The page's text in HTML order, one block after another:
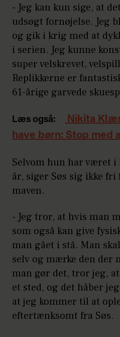
- Jeg kan kun sige, at
udsøgt fornøjelse. Jeg
og gik i krig med at
i serien. Jeg kunne
super velskrevet,
Replikkerne er
61-årige garvede
Læs også:
Nikita
have børn: Stop med
Selvom hun har været i
år, siger Søs sig ikke
maven.
- Jeg tror, at hvis man
som også kan give
man gået i stå. Man
selv og mærke den der
man gør det, tror jeg,
et sted, og det håber
at jeg kommer til at
eftertænksomt fra Søs.